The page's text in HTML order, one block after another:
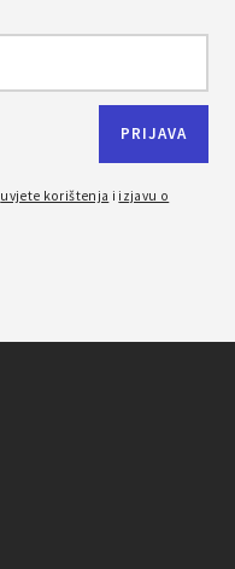
uvjete korištenja i izjavu o